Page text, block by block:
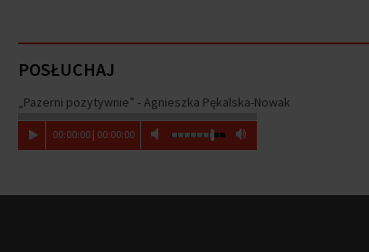
POSŁUCHAJ
„Pazerni pozytywnie” - Agnieszka Pękalska-Nowak
00:00:00| 00:00:00